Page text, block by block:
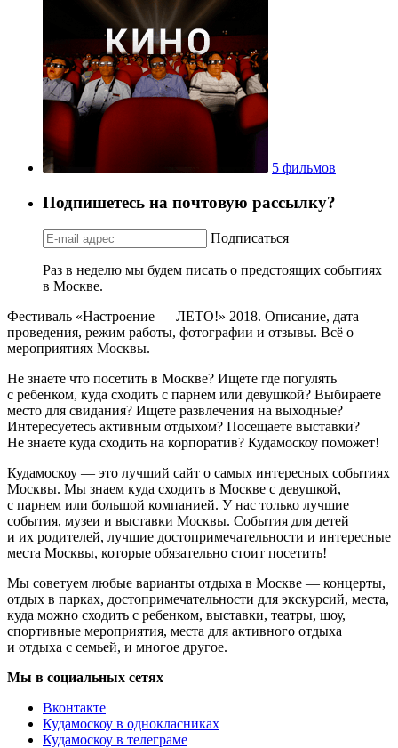
5 фильмов
Подпишетесь на почтовую рассылку?
Подписаться
Раз в неделю мы будем писать о предстоящих событиях
в Москве.
Фестиваль «Настроение — ЛЕТО!» 2018. Описание, дата
проведения, режим работы, фотографии и отзывы. Всё о
мероприятиях Москвы.
Не знаете что посетить в Москве? Ищете где погулять
с ребенком, куда сходить с парнем или девушкой? Выбираете
место для свидания? Ищете развлечения на выходные?
Интересуетесь активным отдыхом? Посещаете выставки?
Не знаете куда сходить на корпоратив? Кудамоскоу поможет!
Кудамоскоу — это лучший сайт о самых интересных событиях
Москвы. Мы знаем куда сходить в Москве с девушкой,
с парнем или большой компанией. У нас только лучшие
события, музеи и выставки Москвы. События для детей
и их родителей, лучшие достопримечательности и интересные
места Москвы, которые обязательно стоит посетить!
Мы советуем любые варианты отдыха в Москве — концерты,
отдых в парках, достопримечательности для экскурсий, места,
куда можно сходить с ребенком, выставки, театры, шоу,
спортивные мероприятия, места для активного отдыха
и отдыха с семьей, и многое другое.
Мы в социальных сетях
Вконтакте
Кудамоскоу в однокласниках
Кудамоскоу в телеграме